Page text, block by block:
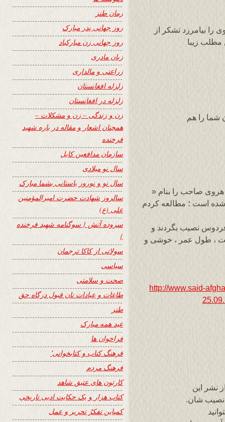
را بیامرزد تشکر از
زیبا
شما را هم
هروی صاحب را بنام «
» را که در صفحه وزین ۲۴ نشر شده است ؛ مطالعه کردم
نصیب بگردند و
، طول عمر ، خوشی و
http://www.said-
نشر این
نصیب شان.
رمان طنز
روز جهانی پدر مبارک
روز جهانی زن مبارکباد
زبان مادری
زراعتی و مالداری
زلزله افغانستان
زلزله در افغانستان
زن و زندگی – زن و مشکلات –
همچنان اشعار و مقاله در باره شهید
فرخنده
سازمان مدافعین کابل
سال نو میلادی
سال نو و نوروز باستانی بشما مبارک
سالروز شهادت حضرت امیرالمؤمنین
علی (ع)
سروده آتش { سوگنامه شهید فرخنده
}
سولاتی از کاکا ترجمان
سیاسی
صحت و سلامتی
طاعات و عبادات تان قبول درگاه حق
طنز
عید همه مبارک
فراخوان ها
فرهنگ کتاب و کتابخوانی٬
فرهنگ مردم
کارتون های عتیق شاهد
کتاب هزار و یک حکایت ادبی تاریخی
کمپاین تفکرُ تحریر و عمل